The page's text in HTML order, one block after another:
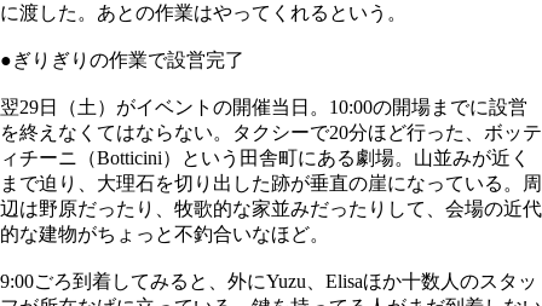
に渡した。あとの作業はやってくれるという。
●ぎりぎりの作業で設営完了
翌29日（土）がイベントの開催当日。10:00の開場までに設営
を終えなくてはならない。タクシーで20分ほど行った、ボッテ
ィチーニ（Botticini）という田舎町にある劇場。山並みが近く
まで迫り、大理石を切り出した跡が垂直の崖になっている。周
辺は野原だったり、牧歌的な家並みだったりして、会場の近代
的な建物がちょっと不釣合いなほど。
9:00ごろ到着してみると、外にYuzu、Elisaほか十数人のスタッ